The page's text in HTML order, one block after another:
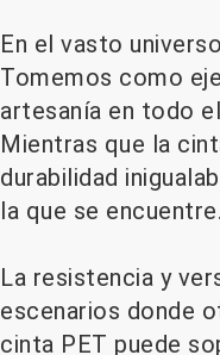
En el vasto
Tomemos como
artesanía en todo
Mientras que la
durabilidad
la que se encuentre.
La resistencia y
escenarios donde
cinta PET puede